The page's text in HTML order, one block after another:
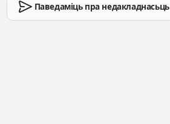
Паведаміць пра недакладнасьць